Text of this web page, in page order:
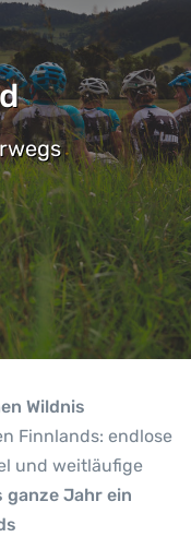
Wildnis
Finnlands: endlose
und weitläufige
ganze Jahr ein